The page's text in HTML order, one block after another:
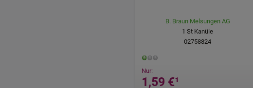
B. Braun Melsungen AG
1 St Kanüle
02758824
Nur:
1,59 €¹